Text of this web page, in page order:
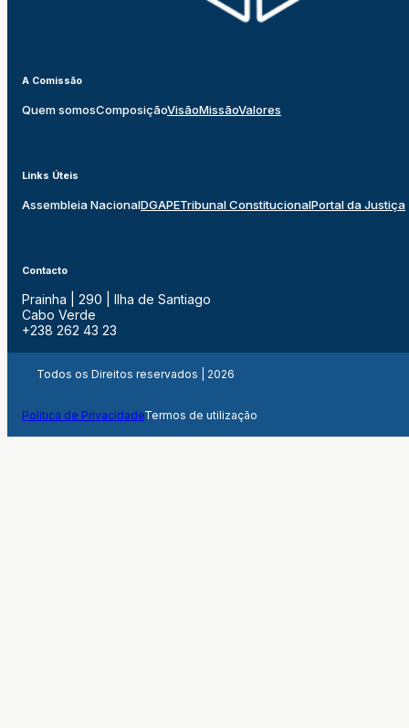
A Comissão
Quem somosComposiçãoVisãoMissãoValores
Links Úteis
Assembleia NacionalDGAPETribunal ConstitucionalPortal da Justiça
Contacto
Prainha | 290 | Ilha de Santiago
Cabo Verde
+238 262 43 23
Todos os Direitos reservados | 2026
Politica de PrivacidadeTermos de utilização